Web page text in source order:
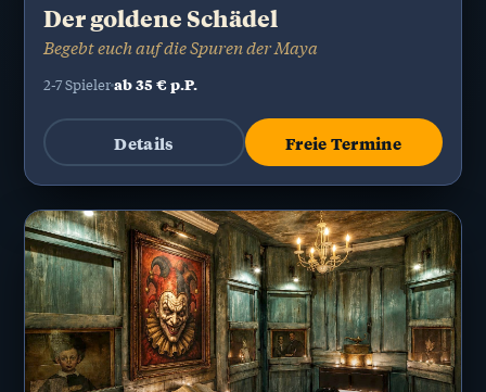
Der goldene Schädel
Begebt euch auf die Spuren der Maya
2-7 Spielerab 35 € p.P.
Details Freie Termine